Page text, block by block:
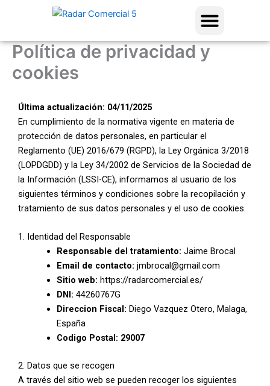
Política de privacidad y
cookies
Última actualización: 04/11/2025
En cumplimiento de la normativa vigente en materia de
protección de datos personales, en particular el
Reglamento (UE) 2016/679 (RGPD), la Ley Orgánica 3/2018
(LOPDGDD) y la Ley 34/2002 de Servicios de la Sociedad de
la Información (LSSI-CE), informamos al usuario de los
siguientes términos y condiciones sobre la recopilación y
tratamiento de sus datos personales y el uso de cookies.
1. Identidad del Responsable
Responsable del tratamiento: Jaime Brocal
Email de contacto: jmbrocal@gmail.com
Sitio web: https://radarcomercial.es/
DNI: 44260767G
Direccion Fiscal: Diego Vazquez Otero, Malaga,
España
Codigo Postal: 29007
2. Datos que se recogen
A través del sitio web se pueden recoger los siguientes